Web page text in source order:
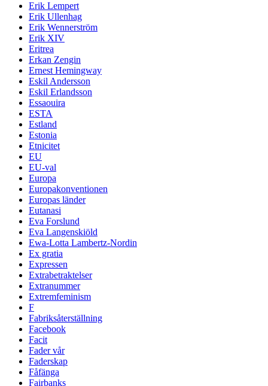
Erik Lempert
Erik Ullenhag
Erik Wennerström
Erik XIV
Eritrea
Erkan Zengin
Ernest Hemingway
Eskil Andersson
Eskil Erlandsson
Essaouira
ESTA
Estland
Estonia
Etnicitet
EU
EU-val
Europa
Europakonventionen
Europas länder
Eutanasi
Eva Forslund
Eva Langenskiöld
Ewa-Lotta Lambertz-Nordin
Ex gratia
Expressen
Extrabetraktelser
Extranummer
Extremfeminism
F
Fabriksåterställning
Facebook
Facit
Fader vår
Faderskap
Fåfänga
Fairbanks